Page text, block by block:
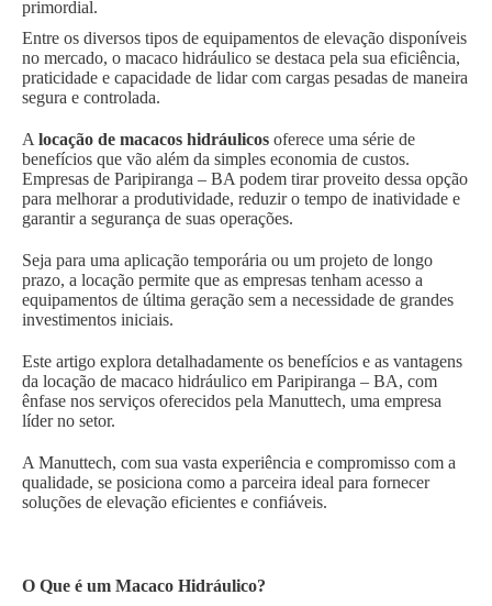
primordial.
Entre os diversos tipos de equipamentos de elevação disponíveis
no mercado, o macaco hidráulico se destaca pela sua eficiência,
praticidade e capacidade de lidar com cargas pesadas de maneira
segura e controlada.
A locação de macacos hidráulicos oferece uma série de
benefícios que vão além da simples economia de custos.
Empresas de Paripiranga – BA podem tirar proveito dessa opção
para melhorar a produtividade, reduzir o tempo de inatividade e
garantir a segurança de suas operações.
Seja para uma aplicação temporária ou um projeto de longo
prazo, a locação permite que as empresas tenham acesso a
equipamentos de última geração sem a necessidade de grandes
investimentos iniciais.
Este artigo explora detalhadamente os benefícios e as vantagens
da locação de macaco hidráulico em Paripiranga – BA, com
ênfase nos serviços oferecidos pela Manuttech, uma empresa
líder no setor.
A Manuttech, com sua vasta experiência e compromisso com a
qualidade, se posiciona como a parceira ideal para fornecer
soluções de elevação eficientes e confiáveis.
O Que é um Macaco Hidráulico?